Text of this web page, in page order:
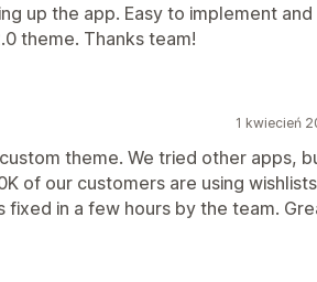
up the app. Easy to implement and
theme. Thanks team!
1 kwiecień
theme. We tried other apps,
of our customers are using
fixed in a few hours by the team.